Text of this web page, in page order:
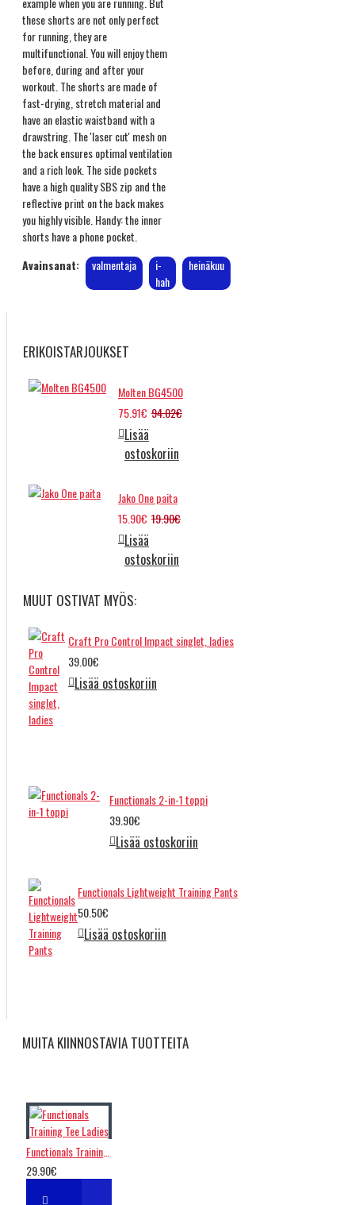
these shorts are not only perfect
for running, they are
multifunctional. You will enjoy them
before, during and after your
workout. The shorts are made of
fast-drying, stretch material and
have an elastic waistband with a
drawstring. The 'laser cut' mesh on
the back ensures optimal ventilation
and a rich look. The side pockets
have a high quality SBS zip and the
reflective print on the back makes
you highly visible. Handy: the inner
shorts have a phone pocket.
Avainsanat:
valmentaja
i-
hah
heinäkuu
ERIKOISTARJOUKSET
Molten BG4500
75.91€ 94.02€
Lisää
ostoskoriin
Jako One paita
15.90€ 19.90€
Lisää
ostoskoriin
MUUT OSTIVAT MYÖS:
Craft Pro Control Impact singlet, ladies
39.00€
Lisää ostoskoriin
Functionals 2-in-1 toppi
39.90€
Lisää ostoskoriin
Functionals Lightweight Training Pants
50.50€
Lisää ostoskoriin
MUITA KIINNOSTAVIA TUOTTEITA
29.90€